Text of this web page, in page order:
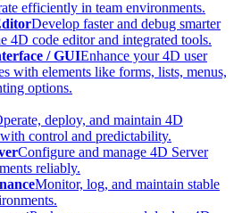
efficiently in team environments.
Develop faster and debug smarter
4D code editor and integrated tools.
/ GUIEnhance your 4D user
with elements like forms, lists, menus,
options.
deploy, and maintain 4D
control and predictability.
Configure and manage 4D Server
reliably.
Monitor, log, and maintain stable